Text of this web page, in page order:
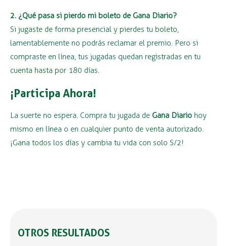
2. ¿Qué pasa si pierdo mi boleto de Gana Diario?
Si jugaste de forma presencial y pierdes tu boleto,
lamentablemente no podrás reclamar el premio. Pero si
compraste en línea, tus jugadas quedan registradas en tu
cuenta hasta por 180 días.
¡Participa Ahora!
La suerte no espera. Compra tu jugada de Gana Diario hoy
mismo en línea o en cualquier punto de venta autorizado.
¡Gana todos los días y cambia tu vida con solo S/2!
OTROS RESULTADOS